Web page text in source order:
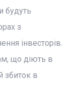
будуть
з
інвесторів.
що діють в
збиток в